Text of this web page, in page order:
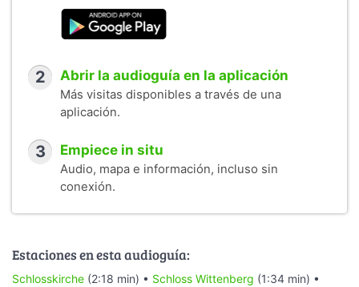
2 Abrir la audioguía en la aplicación
Más visitas disponibles a través de una
aplicación.
3 Empiece in situ
Audio, mapa e información, incluso sin
conexión.
Estaciones en esta audioguía:
Schlosskirche (2:18 min) • Schloss Wittenberg (1:34 min) •